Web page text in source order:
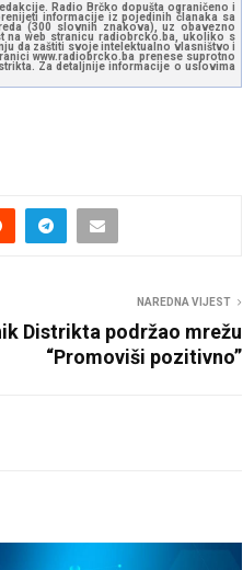
Radio Brčko dopušta ograničeno i
informacije iz pojedinih članaka sa
(300 slovnih znakova), uz obavezno
na web stranicu radiobrcko.ba, ukoliko s
da zaštiti svoje intelektualno vlasništvo i
www.radiobrcko.ba prenese suprotno
Za detaljnije informacije o uslovima
NAREDNA VIJEST
Distrikta podržao mrežu
“Promoviši pozitivno”